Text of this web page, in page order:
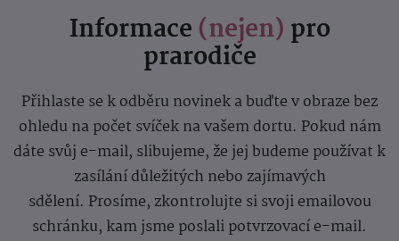
Informace (nejen) pro
prarodiče
Přihlaste se k odběru novinek a buďte v obraze bez
ohledu na počet svíček na vašem dortu. Pokud nám
dáte svůj e-mail, slibujeme, že jej budeme používat k
zasílání důležitých nebo zajímavých
sdělení. Prosíme, zkontrolujte si svoji emailovou
schránku, kam jsme poslali potvrzovací e-mail.